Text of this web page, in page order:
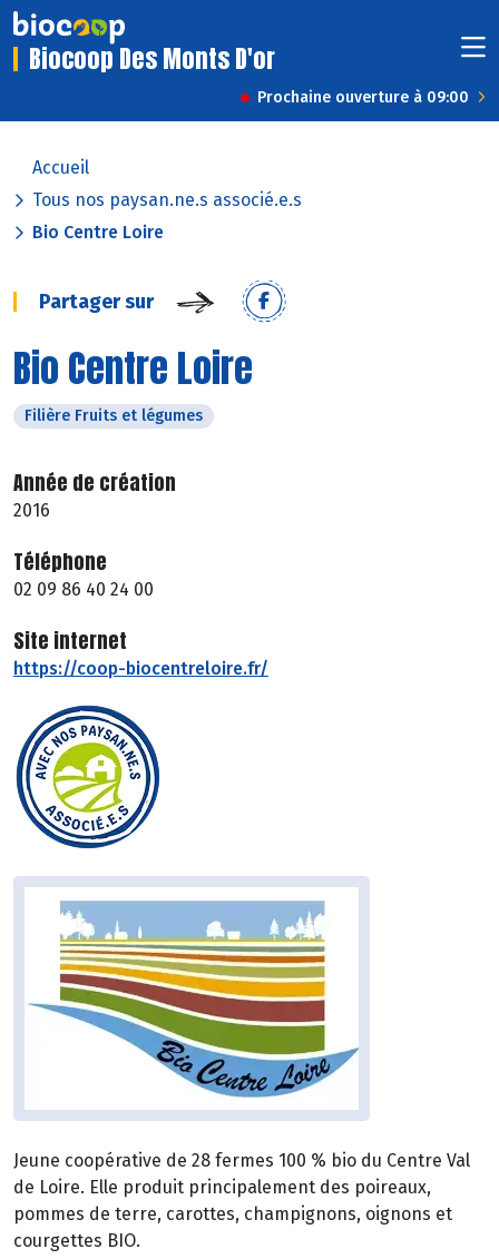
Biocoop Des Monts D'or
Prochaine ouverture à 09:00
Accueil
Tous nos paysan.ne.s associé.e.s
Bio Centre Loire
Partager sur
Bio Centre Loire
Filière Fruits et légumes
Année de création
2016
Téléphone
02 09 86 40 24 00
Site internet
https://coop-biocentreloire.fr/
Jeune coopérative de 28 fermes 100 % bio du Centre Val
de Loire. Elle produit principalement des poireaux,
pommes de terre, carottes, champignons, oignons et
courgettes BIO.